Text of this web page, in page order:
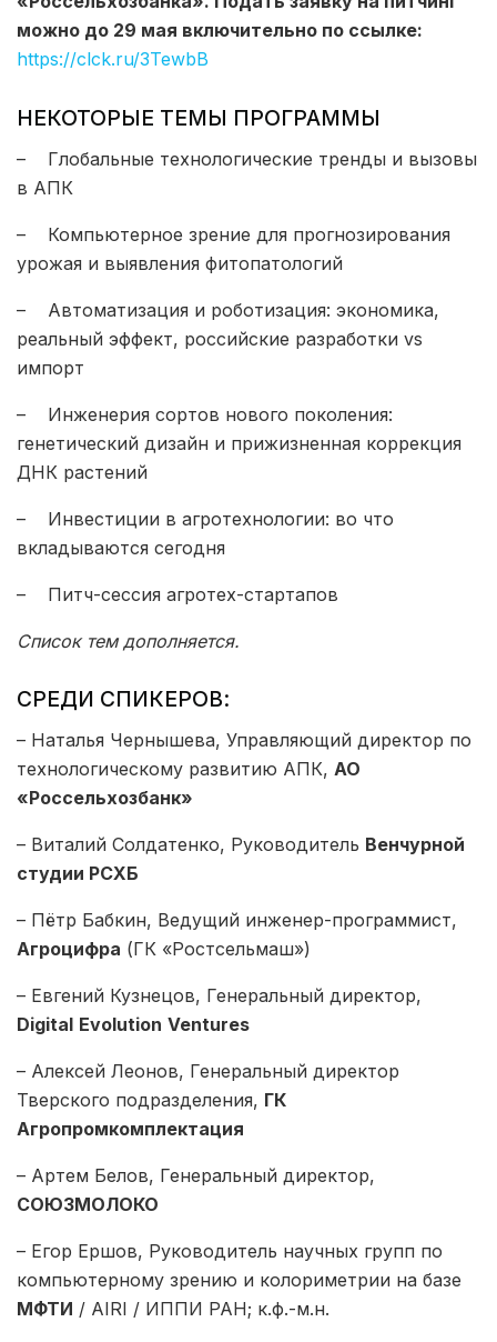
можно до 29 мая включительно по ссылке:
https://clck.ru/3TewbB
НЕКОТОРЫЕ ТЕМЫ ПРОГРАММЫ
– Глобальные технологические тренды и вызовы
в АПК
– Компьютерное зрение для прогнозирования
урожая и выявления фитопатологий
– Автоматизация и роботизация: экономика,
реальный эффект, российские разработки vs
импорт
– Инженерия сортов нового поколения:
генетический дизайн и прижизненная коррекция
ДНК растений
– Инвестиции в агротехнологии: во что
вкладываются сегодня
– Питч-сессия агротех-стартапов
Список тем дополняется.
СРЕДИ СПИКЕРОВ:
– Наталья Чернышева, Управляющий директор по
технологическому развитию АПК, АО
«Россельхозбанк»
– Виталий Солдатенко, Руководитель Венчурной
студии РСХБ
– Пётр Бабкин, Ведущий инженер-программист,
Агроцифра (ГК «Ростсельмаш»)
– Евгений Кузнецов, Генеральный директор,
Digital Evolution Ventures
– Алексей Леонов, Генеральный директор
Тверского подразделения, ГК
Агропромкомплектация
– Артем Белов, Генеральный директор,
СОЮЗМОЛОКО
– Егор Ершов, Руководитель научных групп по
компьютерному зрению и колориметрии на базе
МФТИ / AIRI / ИППИ РАН; к.ф.-м.н.